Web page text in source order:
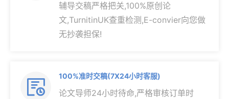
辅导交稿严格把关,100%原创论
文,TurnitinUK查重检测,E-convier向您做
无抄袭担保!

100%准时交稿(7X24小时客服)
论文导师24小时待命,严格审核订单时